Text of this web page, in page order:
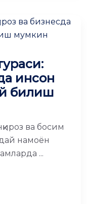
инсон
билиш
ва босим
намоён
...